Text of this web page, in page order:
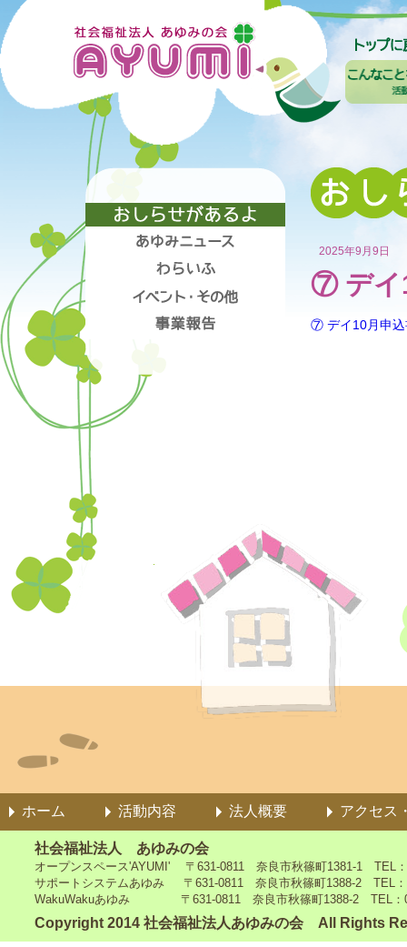
2025年9月9日
⑦ デイ
⑦ デイ10月申込
ホーム 活動内容 法人概要 アクセス
社会福祉法人 あゆみの会
オープンスペース'AYUMI' 〒631-0811 奈良市秋篠町1381-1 TEL
サポートシステムあゆみ 〒631-0811 奈良市秋篠町1388-2 TEL：
WakuWakuあゆみ 〒631-0811 奈良市秋篠町1388-2 TEL：
Copyright 2014 社会福祉法人あゆみの会 All Rights